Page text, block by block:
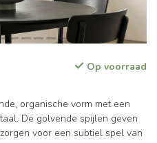
Op voorraad
organische vorm met een
De golvende spijlen geven
voor een subtiel spel van